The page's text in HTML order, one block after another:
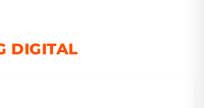
DIGITAL